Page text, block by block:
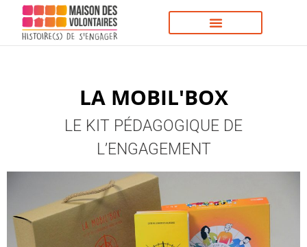
LA MOBIL'BOX
LE KIT PÉDAGOGIQUE DE
L’ENGAGEMENT